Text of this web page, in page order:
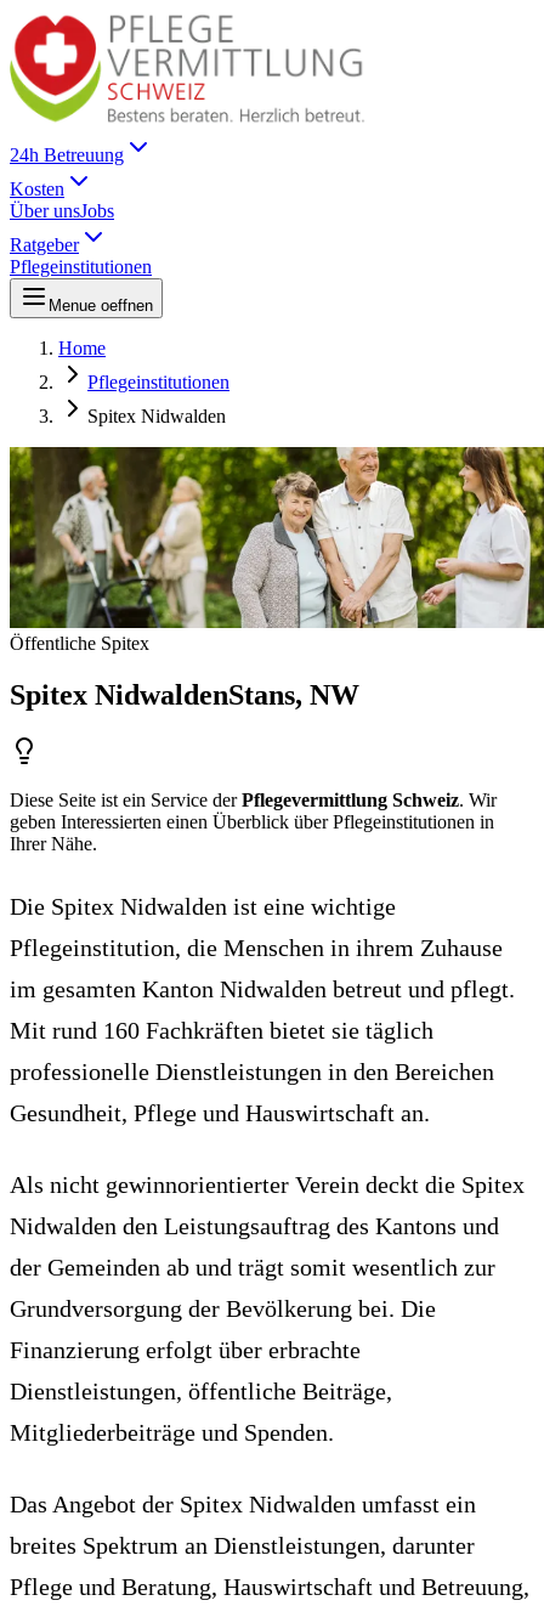
24h Betreuung
Kosten
Über unsJobs
Ratgeber
Pflegeinstitutionen
Menue oeffnen
Home
Pflegeinstitutionen
Spitex Nidwalden
Öffentliche Spitex
Spitex NidwaldenStans, NW
Diese Seite ist ein Service derPflegevermittlung Schweiz. Wir
geben Interessierten einen Überblick über Pflegeinstitutionen in
Ihrer Nähe.
Die Spitex Nidwalden ist eine wichtige
Pflegeinstitution, die Menschen in ihrem Zuhause
im gesamten Kanton Nidwalden betreut und pflegt.
Mit rund 160 Fachkräften bietet sie täglich
professionelle Dienstleistungen in den Bereichen
Gesundheit, Pflege und Hauswirtschaft an.
Als nicht gewinnorientierter Verein deckt die Spitex
Nidwalden den Leistungsauftrag des Kantons und
der Gemeinden ab und trägt somit wesentlich zur
Grundversorgung der Bevölkerung bei. Die
Finanzierung erfolgt über erbrachte
Dienstleistungen, öffentliche Beiträge,
Mitgliederbeiträge und Spenden.
Das Angebot der Spitex Nidwalden umfasst ein
breites Spektrum an Dienstleistungen, darunter
Pflege und Beratung, Hauswirtschaft und Betreuung,